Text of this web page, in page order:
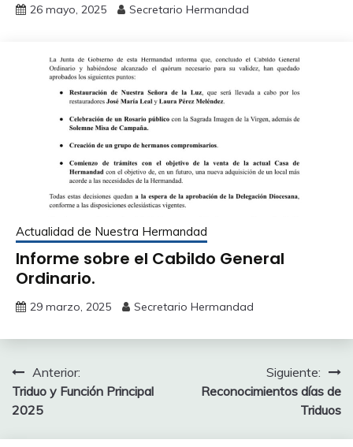
26 mayo, 2025 Secretario Hermandad
Actualidad de Nuestra Hermandad
Informe sobre el Cabildo General
Ordinario.
29 marzo, 2025 Secretario Hermandad
Navegación
de
entradas
Anterior:
Triduo y Función Principal
2025
Siguiente:
Reconocimientos días de
Triduos